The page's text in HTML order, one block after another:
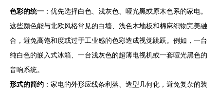
色彩的统一 ：优先选择白色、浅灰色、哑光黑或原木色系的家电。
这些颜色能与北欧风格常见的白墙、浅色木地板和棉麻织物完美融
合，避免高饱和度或过于工业感的色彩造成视觉跳跃。例如，一台
纯白色的嵌入式冰箱、一台浅灰色的超薄电视机或一套哑光黑色的
音响系统。
形式的简约 ：家电的外形应线条利落、造型几何化，避免复杂的装